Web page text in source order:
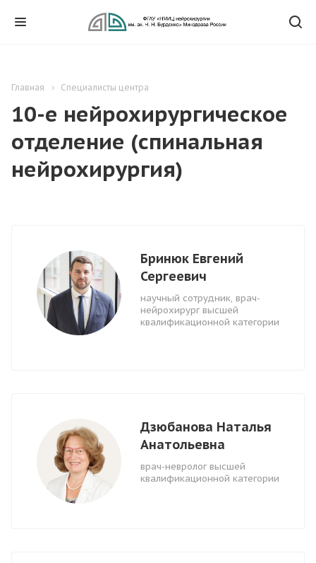
Главная Специалисты центра
10-е нейрохирургическое
отделение (спинальная
нейрохирургия)
Бринюк Евгений
Сергеевич
научный сотрудник, врач-
нейрохирург высшей
квалификационной категории
Дзюбанова Наталья
Анатольевна
врач-невролог высшей
квалификационной категории